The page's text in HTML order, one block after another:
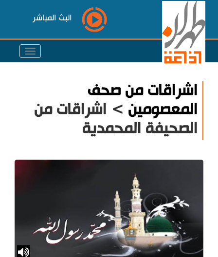
البث المباشر
اشراقات من صحف
المعصومين > اشراقات من
الصحيفة المحمدية